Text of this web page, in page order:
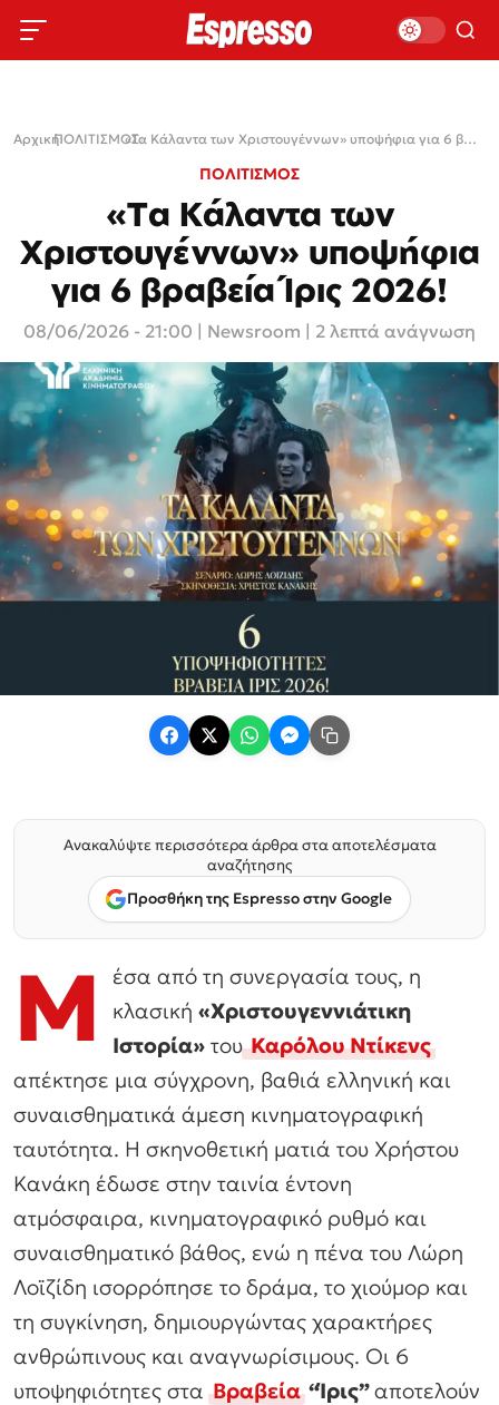
Αρχική›
ΠΟΛΙΤΙΣΜΟΣ› «Τα Κάλαντα των Χριστουγέννων» υποψήφια για 6 βραβεία Ίρις 2026!
ΠΟΛΙΤΙΣΜΟΣ
«Τα Κάλαντα των
Χριστουγέννων» υποψήφια
για 6 βραβεία Ίρις 2026!
08/06/2026 - 21:00 Newsroom | 2 λεπτά ανάγνωση
Ανακαλύψτε περισσότερα άρθρα στα αποτελέσματα
αναζήτησης
Προσθήκη της Espresso στην Google
Μ
έσα από τη συνεργασία τους, η
κλασική «Χριστουγεννιάτικη
Ιστορία» του Καρόλου Ντίκενς
απέκτησε μια σύγχρονη, βαθιά ελληνική και
συναισθηματικά άμεση κινηματογραφική
ταυτότητα. Η σκηνοθετική ματιά του Χρήστου
Κανάκη έδωσε στην ταινία έντονη
ατμόσφαιρα, κινηματογραφικό ρυθμό και
συναισθηματικό βάθος, ενώ η πένα του Λώρη
Λοϊζίδη ισορρόπησε το δράμα, το χιούμορ και
τη συγκίνηση, δημιουργώντας χαρακτήρες
ανθρώπινους και αναγνωρίσιμους. Οι 6
υποψηφιότητες σταΒραβεία“Ίρις”αποτελούν